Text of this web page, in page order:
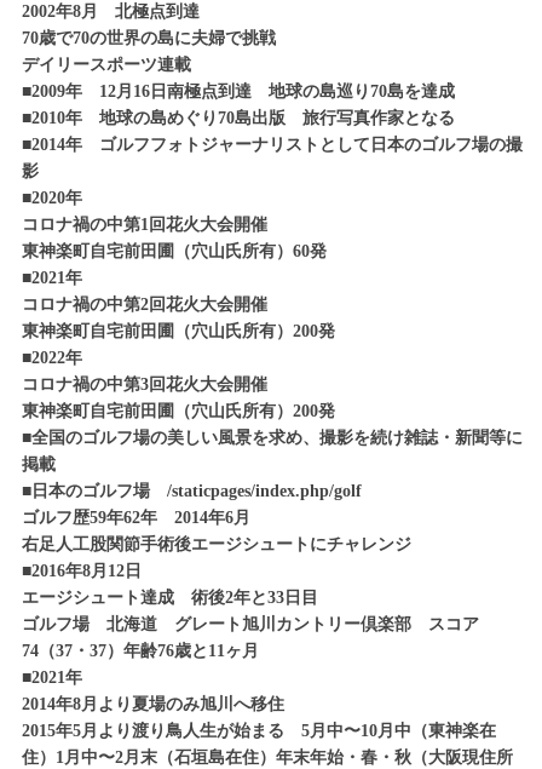
2002年8月 北極点到達
70歳で70の世界の島に夫婦で挑戦
デイリースポーツ連載
■2009年 12月16日南極点到達 地球の島巡り70島を達成
■2010年 地球の島めぐり70島出版 旅行写真作家となる
■2014年 ゴルフフォトジャーナリストとして日本のゴルフ場の撮
影
■2020年
コロナ禍の中第1回花火大会開催
東神楽町自宅前田圃（穴山氏所有）60発
■2021年
コロナ禍の中第2回花火大会開催
東神楽町自宅前田圃（穴山氏所有）200発
■2022年
コロナ禍の中第3回花火大会開催
東神楽町自宅前田圃（穴山氏所有）200発
■全国のゴルフ場の美しい風景を求め、撮影を続け雑誌・新聞等に
掲載
■日本のゴルフ場 /staticpages/index.php/golf
ゴルフ歴59年62年 2014年6月
右足人工股関節手術後エージシュートにチャレンジ
■2016年8月12日
エージシュート達成 術後2年と33日目
ゴルフ場 北海道 グレート旭川カントリー倶楽部 スコア
74（37・37）年齢76歳と11ヶ月
■2021年
2014年8月より夏場のみ旭川へ移住
2015年5月より渡り鳥人生が始まる 5月中〜10月中（東神楽在
住）1月中〜2月末（石垣島在住）年末年始・春・秋（大阪現住所